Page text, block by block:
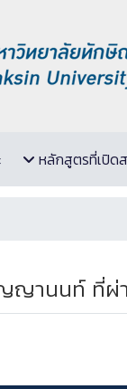
หลักสูตรที่เปิด
นนท์ ที่ผ่า